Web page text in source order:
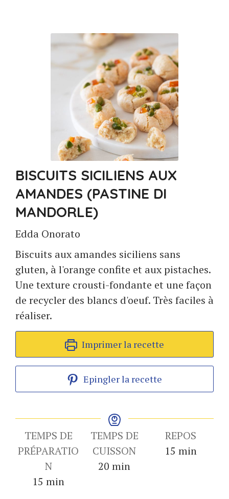
BISCUITS SICILIENS AUX
AMANDES (PASTINE DI
MANDORLE)
Edda Onorato
Biscuits aux amandes siciliens sans
gluten, à l'orange confite et aux pistaches.
Une texture crousti-fondante et une façon
de recycler des blancs d'oeuf. Très faciles à
réaliser.
Imprimer la recette
Epingler la recette
TEMPS DE
PRÉPARATIO
N
15 minutes
min
TEMPS DE
CUISSON
20 minutes
min
REPOS
15 minutes
min